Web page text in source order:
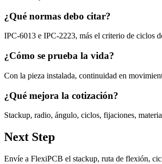
¿Qué normas debo citar?
IPC-6013 e IPC-2223, más el criterio de ciclos
¿Cómo se prueba la vida?
Con la pieza instalada, continuidad en
¿Qué mejora la cotización?
Stackup, radio, ángulo, ciclos, fijaciones,
Next Step
Envíe a FlexiPCB el stackup, ruta de flexión,